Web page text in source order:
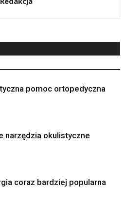
pomoc ortopedyczna
narzędzia okulistyczne
coraz bardziej popularna